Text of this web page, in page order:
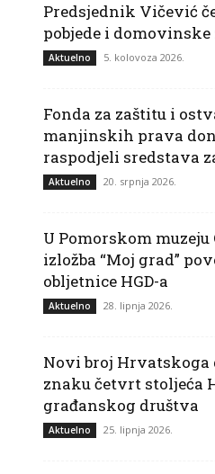
Predsjednik Vičević
pobjede i
Aktuelno 5. kolovoza 2026.
Fonda za zaštitu i
manjinskih prava
raspodjeli sredstava
Aktuelno 20. srpnja 2026.
U Pomorskom muzeju
izložba “Moj grad”
obljetnice HGD-a
Aktuelno 28. lipnja 2026.
Novi broj Hrvatskoga
znaku četvrt stoljeća
građanskog društva
Aktuelno 25. lipnja 2026.